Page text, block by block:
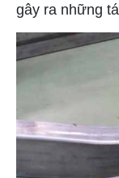
gây ra những